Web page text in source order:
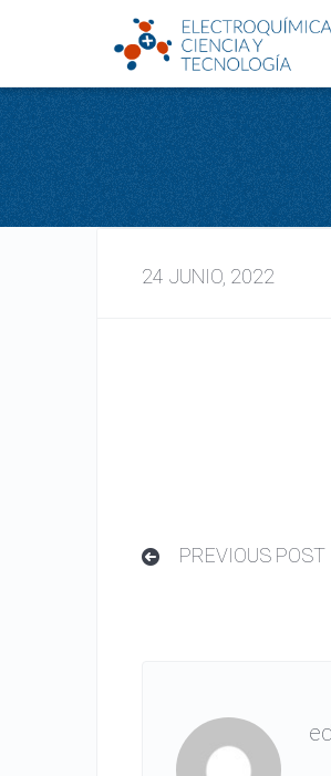
24 JUNIO, 2022
PREVIOUS POST